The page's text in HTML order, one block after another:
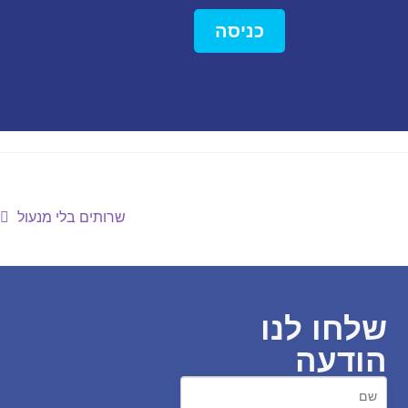
כניסה
שרותים בלי מנעול
שלחו לנו
הודעה